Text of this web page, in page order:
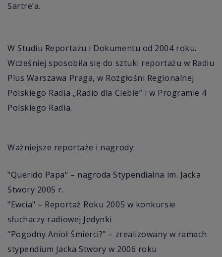
Sartre’a.
W Studiu Reportażu i Dokumentu od 2004 roku.
Wcześniej sposobiła się do sztuki reportażu w Radiu
Plus Warszawa Praga, w Rozgłośni Regionalnej
Polskiego Radia „Radio dla Ciebie” i w Programie 4
Polskiego Radia.
Ważniejsze reportaże i nagrody:
"Querido Papa" – nagroda Stypendialna im. Jacka
Stwory 2005 r.
"Ewcia" – Reportaż Roku 2005 w konkursie
słuchaczy radiowej Jedynki
"Pogodny Anioł Śmierci?" – zrealizowany w ramach
stypendium Jacka Stwory w 2006 roku